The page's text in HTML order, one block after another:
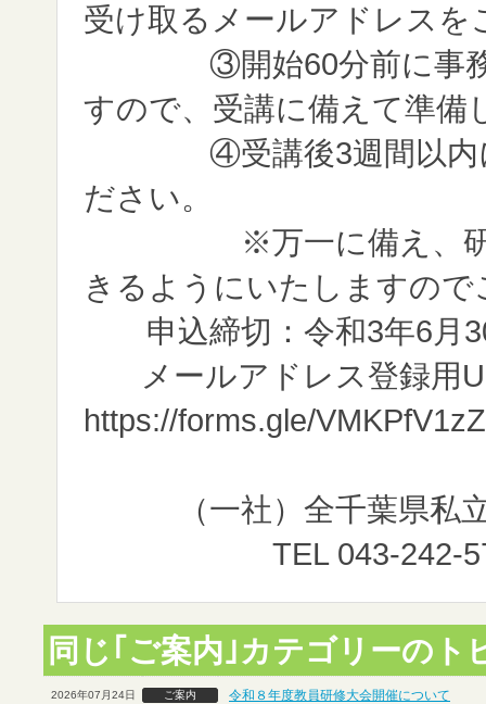
受け取るメールアドレスを
③開始60分前に事務局
すので、受講に備えて準備
④受講後3週間以内に
ださい。
※万一に備え、研修内
きるようにいたしますの
申込締切：令和3年6月
メールアドレス登録用
https://forms.gle/
（一社）全千葉県私立
TEL 043-242-5791
同じ｢ご案内｣カテゴリーのト
2026年07月24日 ご案内 令和８年度教員研修大会開催について